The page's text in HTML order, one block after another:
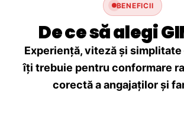
BENEFICII
De ce să alegi
Experiență, viteză și
îți trebuie pentru conformare
corectă a angajaților și